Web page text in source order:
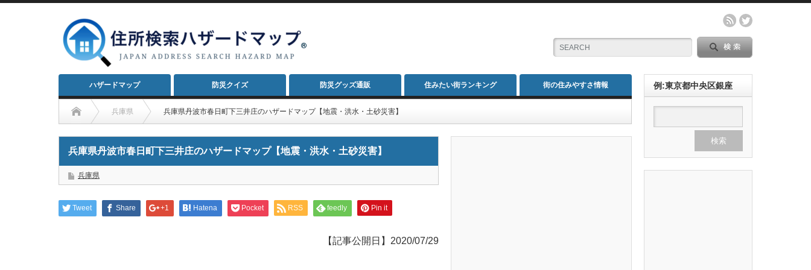
ハザードマップ 防災クイズ 防災グッズ通販 住みたい街ランキング 街の住みやすさ情報
兵庫県 兵庫県丹波市春日町下三井庄のハザードマップ【地震・洪水・土砂災害】
兵庫県丹波市春日町下三井庄のハザードマップ【地震・洪水・土砂災害】
兵庫県
Tweet Share +1 Hatena Pocket RSS feedly Pin it
【記事公開日】2020/07/29
例:東京都中央区銀座